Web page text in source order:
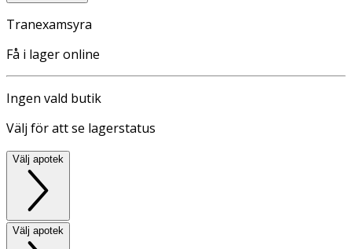
Tranexamsyra
Få i lager online
Ingen vald butik
Välj för att se lagerstatus
Välj apotek
Välj apotek